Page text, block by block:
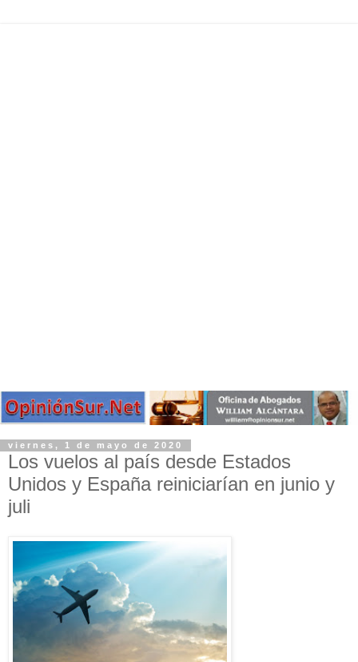
viernes, 1 de mayo de 2020
Los vuelos al país desde Estados
Unidos y España reiniciarían en junio y
juli